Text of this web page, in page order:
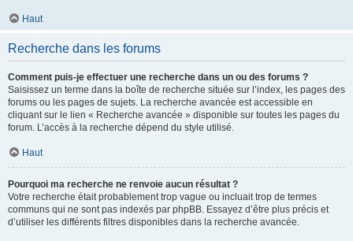
Haut
Recherche dans les forums
Comment puis-je effectuer une recherche dans un ou des forums ?
Saisissez un terme dans la boîte de recherche située sur l’index, les pages des
forums ou les pages de sujets. La recherche avancée est accessible en
cliquant sur le lien « Recherche avancée » disponible sur toutes les pages du
forum. L’accès à la recherche dépend du style utilisé.
Haut
Pourquoi ma recherche ne renvoie aucun résultat ?
Votre recherche était probablement trop vague ou incluait trop de termes
communs qui ne sont pas indexés par phpBB. Essayez d’être plus précis et
d’utiliser les différents filtres disponibles dans la recherche avancée.